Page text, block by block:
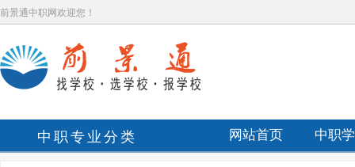
前景通中职网欢迎您！
中职专业分类 网站首页 中职